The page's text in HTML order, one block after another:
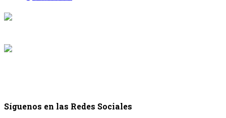
Síguenos en las Redes Sociales